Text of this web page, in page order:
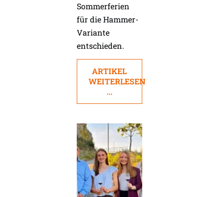
Sommerferien
für die Hammer-
Variante
entschieden.
ARTIKEL
WEITERLESEN
...